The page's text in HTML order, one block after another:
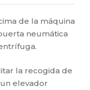
de la máquina
neumática
la recogida de
elevador